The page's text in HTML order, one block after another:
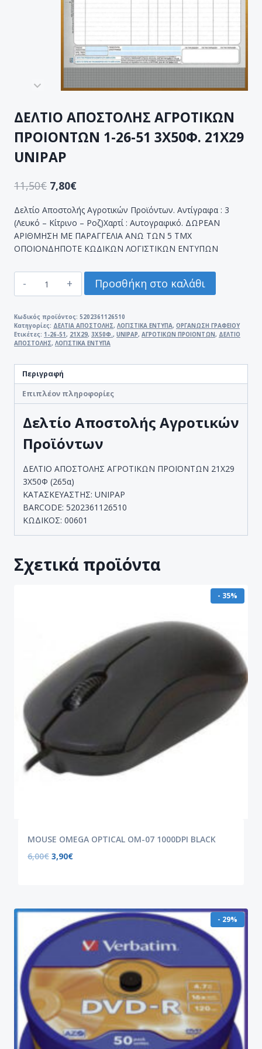
ΔΕΛΤΙΟ ΑΠΟΣΤΟΛΗΣ ΑΓΡΟΤΙΚΩΝ
ΠΡΟΙΟΝΤΩΝ 1-26-51 3Χ50Φ. 21Χ29
UNIPAP
11,50€ 7,80€
Δελτίο Αποστολής Αγροτικών Προϊόντων. Αντίγραφα : 3
(Λευκό – Κίτρινο – Ροζ)Χαρτί : Αυτογραφικό. ΔΩΡΕΑΝ
ΑΡΙΘΜΗΣΗ ΜΕ ΠΑΡΑΓΓΕΛΙΑ ΑΝΩ ΤΩΝ 5 ΤΜΧ
ΟΠΟΙΟΝΔΗΠΟΤΕ ΚΩΔΙΚΩΝ ΛΟΓΙΣΤΙΚΩΝ ΕΝΤΥΠΩΝ
ΑΠΟΣΤΟΛΗΣ
ΠΡΟΙΟΝΤΩΝ
1-
26-
3Χ50Φ.
21Χ29
UNIPAP
ποσότητα
Προσθήκη στο καλάθι
Κωδικός προϊόντος: 5202361126510
Κατηγορίες: ΔΕΛΤΙΑ ΑΠΟΣΤΟΛΗΣ, ΛΟΓΙΣΤΙΚΑ ΕΝΤΥΠΑ, ΟΡΓΑΝΩΣΗ ΓΡΑΦΕΙΟΥ
Ετικέτες: 1-26-51, 21Χ29, 3Χ50Φ., UNIPAP, ΑΓΡΟΤΙΚΩΝ ΠΡΟΙΟΝΤΩΝ, ΔΕΛΤΙΟ
ΑΠΟΣΤΟΛΗΣ, ΛΟΓΙΣΤΙΚΑ ΕΝΤΥΠΑ
Περιγραφή
Επιπλέον πληροφορίες
Δελτίο Αποστολής Αγροτικών
Προϊόντων
ΔΕΛΤΙΟ ΑΠΟΣΤΟΛΗΣ ΑΓΡΟΤΙΚΩΝ ΠΡΟΪΟΝΤΩΝ 21Χ29
3Χ50Φ (265α)
ΚΑΤΑΣΚΕΥΑΣΤΗΣ: UNIPAP
BARCODE: 5202361126510
ΚΩΔΙΚΟΣ: 00601
Σχετικά προϊόντα
- 35%
MOUSE OMEGA OPTICAL OM-07 1000DPI BLACK
6,00€ 3,90€
- 29%